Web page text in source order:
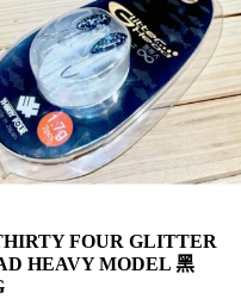
FOUR GLITTER
HEAVY MODEL 黑